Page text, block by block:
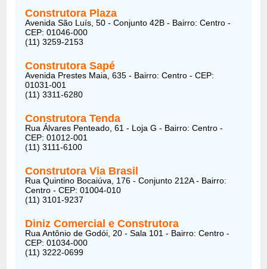
Construtora Plaza
Avenida São Luís, 50 - Conjunto 42B - Bairro: Centro -
CEP: 01046-000
(11) 3259-2153
Construtora Sapé
Avenida Prestes Maia, 635 - Bairro: Centro - CEP:
01031-001
(11) 3311-6280
Construtora Tenda
Rua Álvares Penteado, 61 - Loja G - Bairro: Centro -
CEP: 01012-001
(11) 3111-6100
Construtora Via Brasil
Rua Quintino Bocaiúva, 176 - Conjunto 212A - Bairro:
Centro - CEP: 01004-010
(11) 3101-9237
Diniz Comercial e Construtora
Rua Antônio de Godói, 20 - Sala 101 - Bairro: Centro -
CEP: 01034-000
(11) 3222-0699